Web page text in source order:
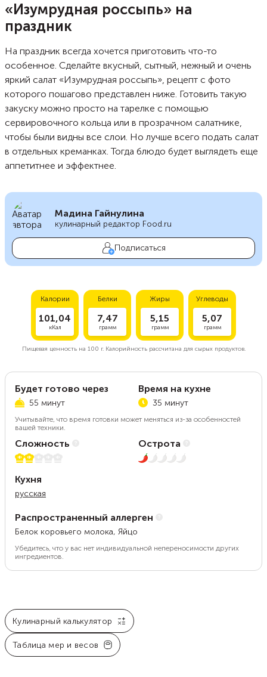
«Изумрудная россыпь» на
праздник
На праздник всегда хочется приготовить что-то
особенное. Сделайте вкусный, сытный, нежный и очень
яркий салат «Изумрудная россыпь», рецепт с фото
которого пошагово представлен ниже. Готовить такую
закуску можно просто на тарелке с помощью
сервировочного кольца или в прозрачном салатнике,
чтобы были видны все слои. Но лучше всего подать салат
в отдельных креманках. Тогда блюдо будет выглядеть еще
аппетитнее и эффектнее.
Мадина Гайнулина
кулинарный редактор Food.ru
Подписаться
Калории
101,04
кКал
Белки
7,47
грамм
Жиры
5,15
грамм
Углеводы
5,07
грамм
Пищевая ценность на 100 г.Калорийность рассчитана для сырых продуктов.
Будет готово через
55 минут
Время на кухне
35 минут
Учитывайте, что время готовки может меняться из-за особенностей
вашей техники.
Сложность
2 из 5
Острота
1 из 5
Кухня
русская
Распространенный аллерген
Белок коровьего молока, Яйцо
Убедитесь, что у вас нет индивидуальной непереносимости других
ингредиентов.
Кулинарный калькулятор
Таблица мер и весов